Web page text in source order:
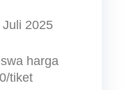
2025
harga
tiket